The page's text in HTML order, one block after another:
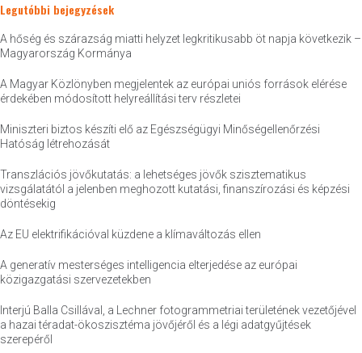
Legutóbbi bejegyzések
A hőség és szárazság miatti helyzet legkritikusabb öt napja következik –
Magyarország Kormánya
A Magyar Közlönyben megjelentek az európai uniós források elérése
érdekében módosított helyreállítási terv részletei
Miniszteri biztos készíti elő az Egészségügyi Minőségellenőrzési
Hatóság létrehozását
Transzlációs jövőkutatás: a lehetséges jövők szisztematikus
vizsgálatától a jelenben meghozott kutatási, finanszírozási és képzési
döntésekig
Az EU elektrifikációval küzdene a klímaváltozás ellen
A generatív mesterséges intelligencia elterjedése az európai
közigazgatási szervezetekben
Interjú Balla Csillával, a Lechner fotogrammetriai területének vezetőjével
a hazai téradat-ökoszisztéma jövőjéről és a légi adatgyűjtések
szerepéről